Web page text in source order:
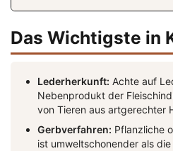
Das Wichtigste in
Lederherkunft: Achte auf
Nebenprodukt der
von Tieren aus artgerechter
Gerbverfahren: Pflanzliche
ist umweltschonender als